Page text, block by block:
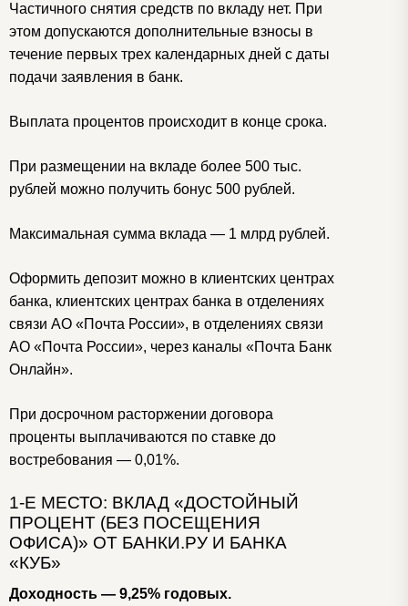
Частичного снятия средств по вкладу нет. При
этом допускаются дополнительные взносы в
течение первых трех календарных дней с даты
подачи заявления в банк.
Выплата процентов происходит в конце срока.
При размещении на вкладе более 500 тыс.
рублей можно получить бонус 500 рублей.
Максимальная сумма вклада — 1 млрд рублей.
Оформить депозит можно в клиентских центрах
банка, клиентских центрах банка в отделениях
связи АО «Почта России», в отделениях связи
АО «Почта России», через каналы «Почта Банк
Онлайн».
При досрочном расторжении договора
проценты выплачиваются по ставке до
востребования — 0,01%.
1-Е МЕСТО: ВКЛАД «ДОСТОЙНЫЙ
ПРОЦЕНТ (БЕЗ ПОСЕЩЕНИЯ
ОФИСА)» ОТ БАНКИ.РУ И БАНКА
«КУБ»
Доходность — 9,25% годовых.